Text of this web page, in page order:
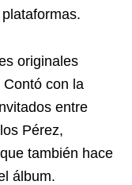
originales
con la
entre
Pérez,
también hace
álbum.